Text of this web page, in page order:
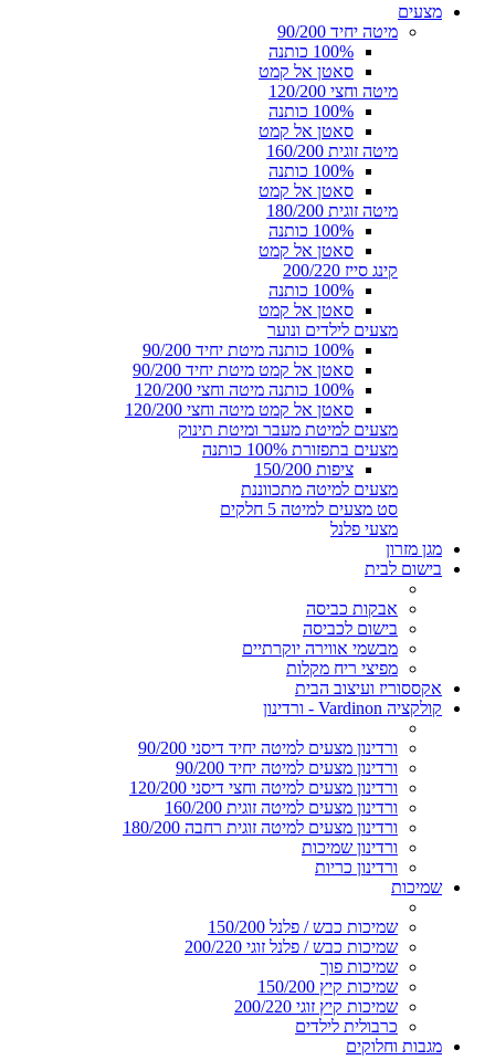
מצעים
מיטה יחיד 90/200
100% כותנה
סאטן אל קמט
מיטה וחצי 120/200
100% כותנה
סאטן אל קמט
מיטה זוגית 160/200
100% כותנה
סאטן אל קמט
מיטה זוגית 180/200
100% כותנה
סאטן אל קמט
קינג סייז 200/220
100% כותנה
סאטן אל קמט
מצעים לילדים ונוער
100% כותנה מיטת יחיד 90/200
סאטן אל קמט מיטת יחיד 90/200
100% כותנה מיטה וחצי 120/200
סאטן אל קמט מיטה וחצי 120/200
מצעים למיטת מעבר ומיטת תינוק
מצעים בתפזורת 100% כותנה
ציפות 150/200
מצעים למיטה מתכווננת
סט מצעים למיטה 5 חלקים
מצעי פלנל
מגן מזרון
בישום לבית
אבקות כביסה
בישום לכביסה
מבשמי אווירה יוקרתיים
מפיצי ריח מקלות
אקססוריז ועיצוב הבית
קולקציה Vardinon - ורדינון
ורדינון מצעים למיטה יחיד דיסני 90/200
ורדינון מצעים למיטה יחיד 90/200
ורדינון מצעים למיטה וחצי דיסני 120/200
ורדינון מצעים למיטה זוגית 160/200
ורדינון מצעים למיטה זוגית רחבה 180/200
ורדינון שמיכות
ורדינון כריות
שמיכות
שמיכות כבש / פלנל 150/200
שמיכות כבש / פלנל זוגי 200/220
שמיכות פוך
שמיכות קיץ 150/200
שמיכות קיץ זוגי 200/220
כרבולית לילדים
מגבות וחלוקים